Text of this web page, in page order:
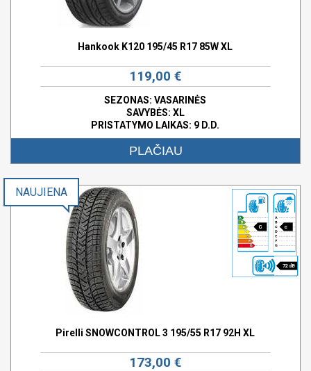
Hankook K120 195/45 R17 85W XL
119,00 €
SEZONAS: VASARINĖS
SAVYBĖS: XL
PRISTATYMO LAIKAS: 9 D.D.
PLAČIAU
C c
72 dB
NAUJIENA
Pirelli SNOWCONTROL 3 195/55 R17 92H XL
173,00 €